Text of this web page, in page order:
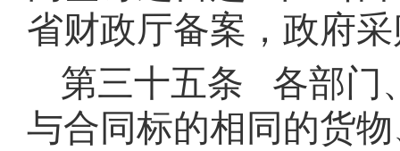
省财政厅备案，政府
第三十五条 各部门
与合同标的相同的货